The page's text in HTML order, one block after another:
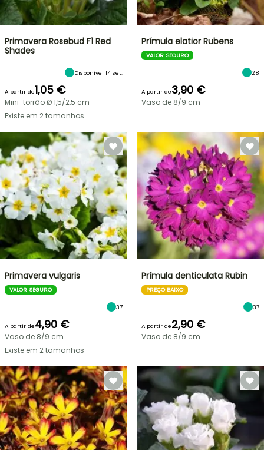
Primavera Rosebud F1 Red
Shades
Disponível 14 set.
A partir de1,05 €
Mini-torrão Ø 1,5/2,5 cm
Existe em 2 tamanhos
Prímula elatior Rubens
VALOR SEGURO
28
A partir de3,90 €
Vaso de 8/9 cm
Primavera vulgaris
VALOR SEGURO
37
A partir de4,90 €
Vaso de 8/9 cm
Existe em 2 tamanhos
Prímula denticulata Rubin
PREÇO BAIXO
37
A partir de2,90 €
Vaso de 8/9 cm